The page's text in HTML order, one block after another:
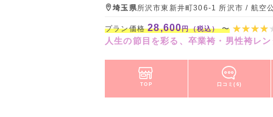
埼玉県所沢市東新井町306-1 所沢市 / 航
プラン価格28,600円（税込）〜
人生の節目を彩る、卒業袴・男性袴レ
TOP 口コミ(6)